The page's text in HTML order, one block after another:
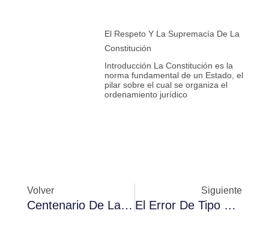
El Respeto Y La Supremacía De La
Constitución
Introducción La Constitución es la
norma fundamental de un Estado, el
pilar sobre el cual se organiza el
ordenamiento jurídico
Volver
Centenario De La Escuela Álvarez Sánchez Colombia
Siguiente
El Error De Tipo Y El Error De Prohibición En El COIP